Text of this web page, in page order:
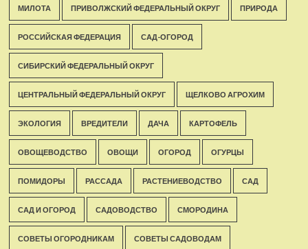
МИЛОТА ПРИВОЛЖСКИЙ ФЕДЕРАЛЬНЫЙ ОКРУГ ПРИРОДА
РОССИЙСКАЯ ФЕДЕРАЦИЯ САД-ОГОРОД
СИБИРСКИЙ ФЕДЕРАЛЬНЫЙ ОКРУГ
ЦЕНТРАЛЬНЫЙ ФЕДЕРАЛЬНЫЙ ОКРУГ ЩЕЛКОВО АГРОХИМ
ЭКОЛОГИЯ ВРЕДИТЕЛИ ДАЧА КАРТОФЕЛЬ
ОВОЩЕВОДСТВО ОВОЩИ ОГОРОД ОГУРЦЫ
ПОМИДОРЫ РАССАДА РАСТЕНИЕВОДСТВО САД
САД И ОГОРОД САДОВОДСТВО СМОРОДИНА
СОВЕТЫ ОГОРОДНИКАМ СОВЕТЫ САДОВОДАМ